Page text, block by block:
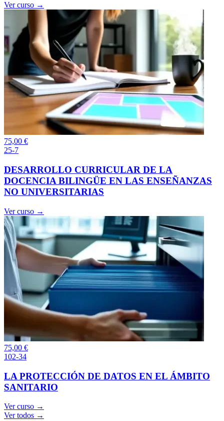
Ver curso →
75,00 €
25-7
DESARROLLO CURRICULAR DE LA
DOCENCIA BILINGÜE EN LAS ENSEÑANZAS
NO UNIVERSITARIAS
Ver curso →
75,00 €
102-34
LA PROTECCIÓN DE DATOS EN EL ÁMBITO
SANITARIO
Ver curso →
Ver todos →